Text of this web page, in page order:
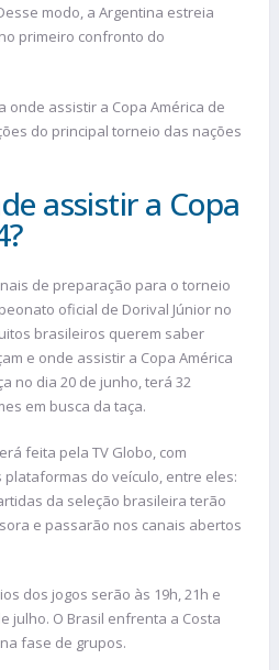
modo, a Argentina estreia
primeiro confronto do
onde assistir a Copa América de
do principal torneio das nações
assistir a Copa
de preparação para o torneio
oficial de Dorival Júnior no
brasileiros querem saber
e onde assistir a Copa América
no dia 20 de junho, terá 32
em busca da taça.
feita pela TV Globo, com
do veículo, entre eles:
da seleção brasileira terão
e passarão nos canais abertos
dos jogos serão às 19h, 21h e
julho. O Brasil enfrenta a Costa
fase de grupos.